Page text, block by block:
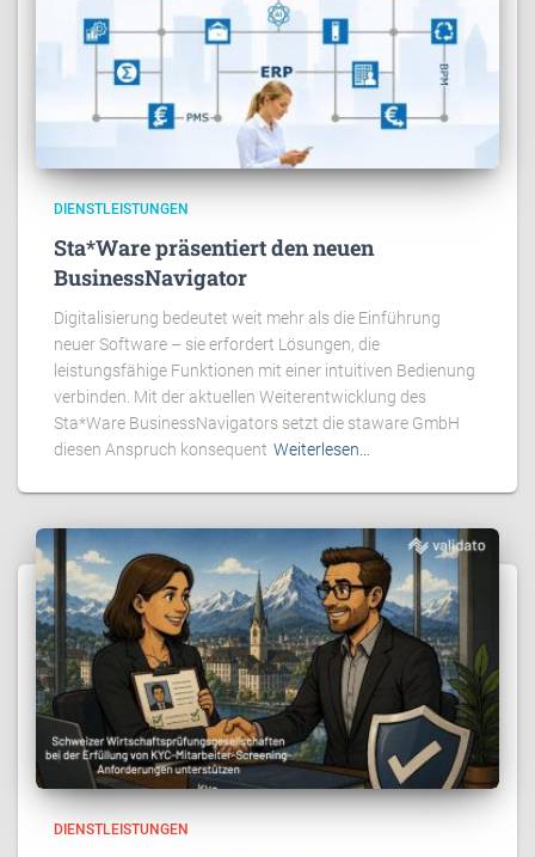
DIENSTLEISTUNGEN
Sta*Ware präsentiert den neuen
BusinessNavigator
Digitalisierung bedeutet weit mehr als die Einführung
neuer Software – sie erfordert Lösungen, die
leistungsfähige Funktionen mit einer intuitiven Bedienung
verbinden. Mit der aktuellen Weiterentwicklung des
Sta*Ware BusinessNavigators setzt die staware GmbH
diesen Anspruch konsequent Weiterlesen…
DIENSTLEISTUNGEN